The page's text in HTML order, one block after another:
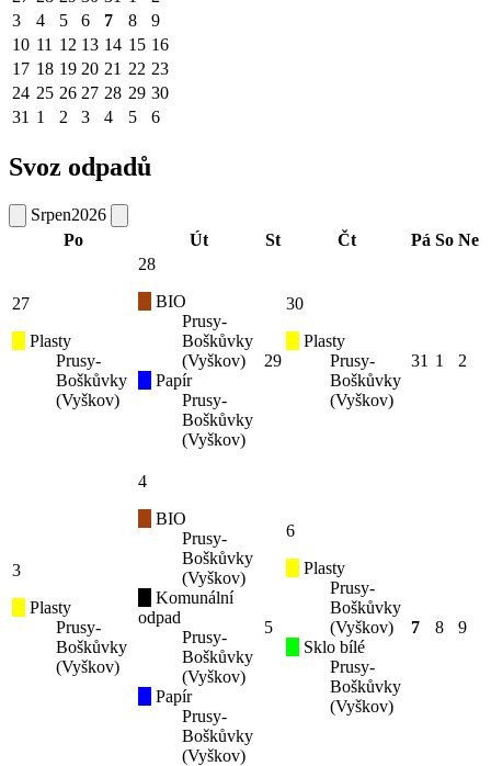
3
4 5 6 7 8
9
10 11 12 13 14 15 16
17 18 19 20 21 22 23
24 25 26 27 28 29 30
31 1 2 3 4 5 6
Svoz odpadů
Srpen2026
Po
Út St Čt Pá So Ne
27
Plasty
Prusy-
Boškůvky
(Vyškov)
28
BIO
Prusy-
Boškůvky
(Vyškov)
Papír
Prusy-
Boškůvky
(Vyškov)
29
30
Plasty
Prusy-
Boškůvky
(Vyškov)
31 1 2
3
Plasty
Prusy-
Boškůvky
(Vyškov)
4
BIO
Prusy-
Boškůvky
(Vyškov)
Komunální
odpad
Prusy-
Boškůvky
(Vyškov)
Papír
Prusy-
Boškůvky
(Vyškov)
5
6
Plasty
Prusy-
Boškůvky
(Vyškov)
Sklo bílé
Prusy-
Boškůvky
(Vyškov)
7 8 9